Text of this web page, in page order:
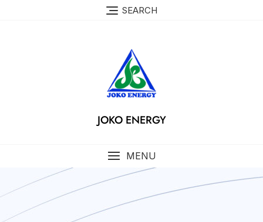
SEARCH
JOKO ENERGY
MENU